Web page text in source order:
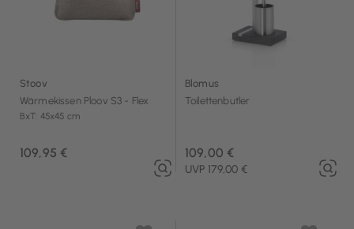
Stoov
Wärmekissen Ploov S3 - Flex
BxT: 45x45 cm
109,95 €
Blomus
Toilettenbutler
109,00 €
UVP 179,00 €